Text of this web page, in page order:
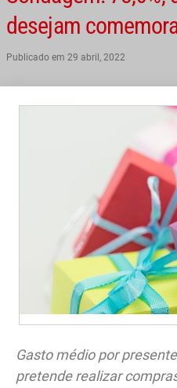
desejam
Publicado em 29 abril, 2022
Gasto médio por
pretende realizar